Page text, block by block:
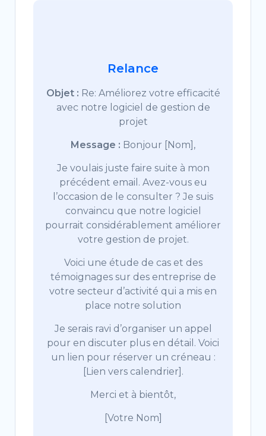
Relance
Objet : Re: Améliorez votre efficacité
avec notre logiciel de gestion de
projet
Message : Bonjour [Nom],
Je voulais juste faire suite à mon
précédent email. Avez-vous eu
l’occasion de le consulter ? Je suis
convaincu que notre logiciel
pourrait considérablement améliorer
votre gestion de projet.
Voici une étude de cas et des
témoignages sur des entreprise de
votre secteur d’activité qui a mis en
place notre solution
Je serais ravi d’organiser un appel
pour en discuter plus en détail. Voici
un lien pour réserver un créneau :
[Lien vers calendrier].
Merci et à bientôt,
[Votre Nom]